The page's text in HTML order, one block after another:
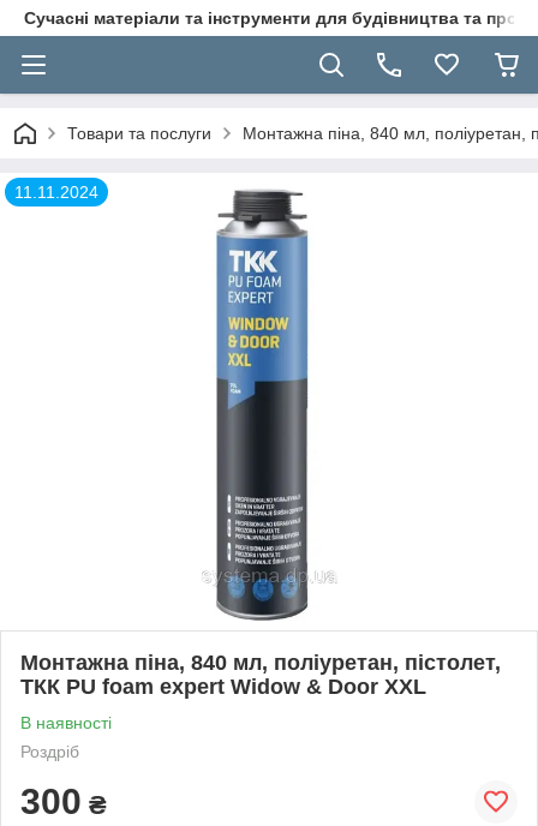
Сучасні матеріали та інструменти для будівництва та
Товари та послуги Монтажна піна, 840 мл, поліуретан,
11.11.2024
Монтажна піна, 840 мл, поліуретан, пістолет,
ТКК PU foam expert Widow & Door XXL
В наявності
Роздріб
300 ₴